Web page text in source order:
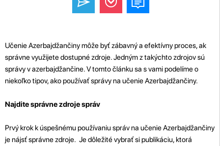
Učenie Azerbajdžančiny môže byť zábavný a efektívny proces, ak
správne využijete dostupné zdroje. Jedným z takýchto zdrojov sú
správy v azerbajdžančine. V tomto článku sa s vami podelíme o
niekoľko tipov, ako používať správy na učenie Azerbajdžančiny.
Najdite správne zdroje správ
Prvý krok k úspešnému používaniu správ na učenie Azerbajdžančiny
je nájsť správne zdroje. Je dôležité vybrať si publikáciu, ktorá